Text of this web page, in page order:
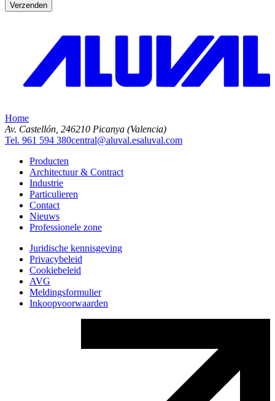
Verzenden
Home
Av. Castellón, 246210 Picanya (Valencia)
Tel. 961 594 380central@aluval.esaluval.com
Producten
Architectuur & Contract
Industrie
Particulieren
Contact
Nieuws
Professionele zone
Juridische kennisgeving
Privacybeleid
Cookiebeleid
AVG
Meldingsformulier
Inkoopvoorwaarden